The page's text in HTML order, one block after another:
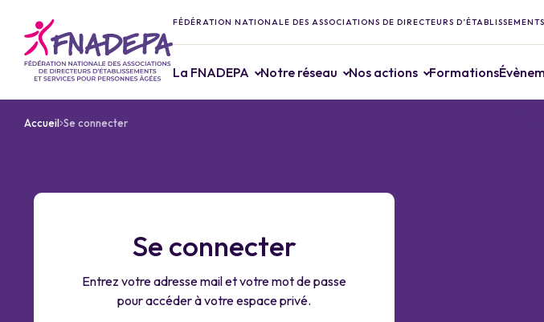
FÉDÉRATION NATIONALE DES ASSOCIATIONS DE DIRECTEURS
La FNADEPA Notre réseau Nos actions Formations
Accueil Se connecter
Se connecter
Entrez votre adresse mail et votre mot de passe
pour accéder à votre espace privé.